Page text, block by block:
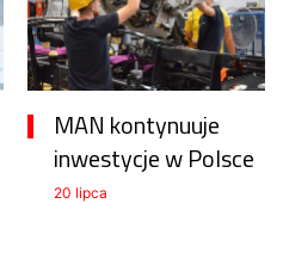
MAN kontynuuje
inwestycje w Polsce
20 lipca